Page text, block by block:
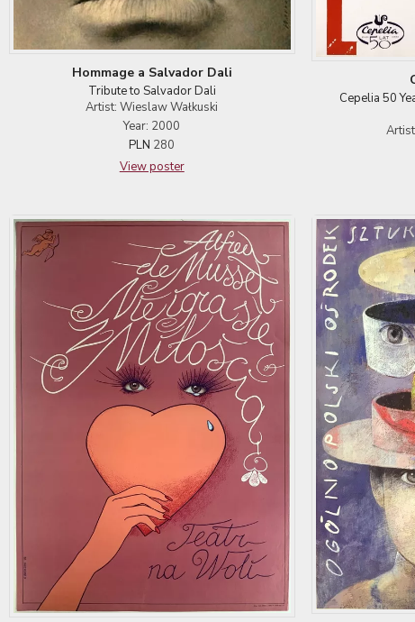
Hommage a Salvador Dali
Tribute to Salvador Dali
Artist: Wieslaw Wałkuski
Year: 2000
PLN 280
View poster
Cepelia 50